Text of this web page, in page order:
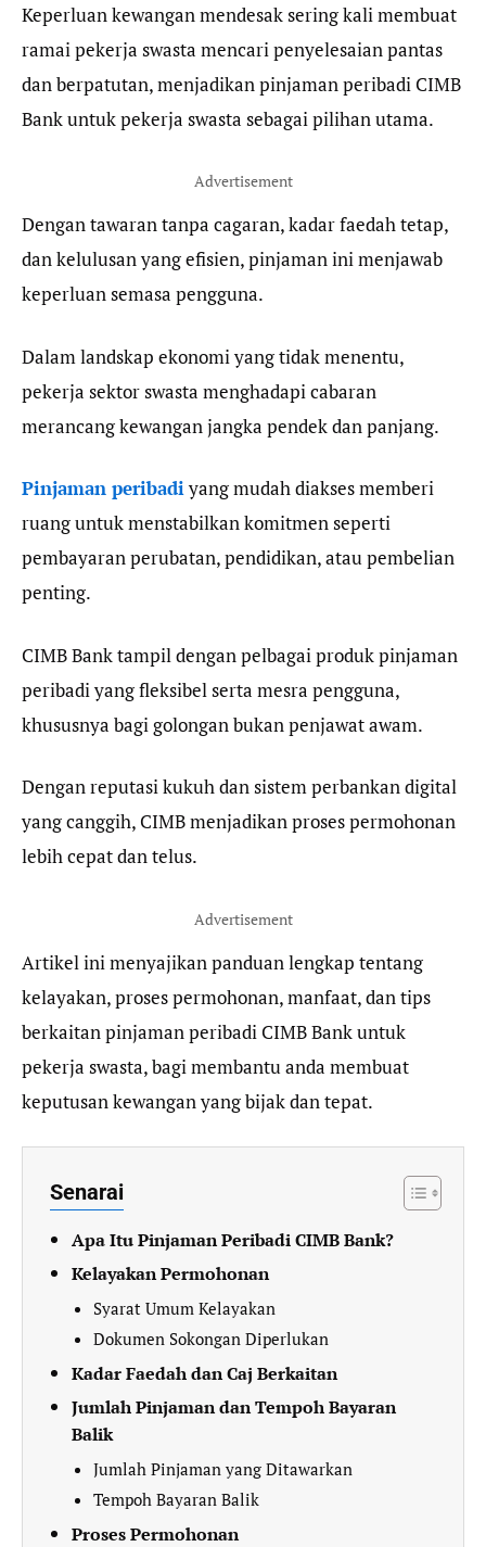
Keperluan kewangan mendesak sering kali membuat
ramai pekerja swasta mencari penyelesaian pantas
dan berpatutan, menjadikan pinjaman peribadi CIMB
Bank untuk pekerja swasta sebagai pilihan utama.
Advertisement
Dengan tawaran tanpa cagaran, kadar faedah tetap,
dan kelulusan yang efisien, pinjaman ini menjawab
keperluan semasa pengguna.
Dalam landskap ekonomi yang tidak menentu,
pekerja sektor swasta menghadapi cabaran
merancang kewangan jangka pendek dan panjang.
Pinjaman peribadiyang mudah diakses memberi
ruang untuk menstabilkan komitmen seperti
pembayaran perubatan, pendidikan, atau pembelian
penting.
CIMB Bank tampil dengan pelbagai produk pinjaman
peribadi yang fleksibel serta mesra pengguna,
khususnya bagi golongan bukan penjawat awam.
Dengan reputasi kukuh dan sistem perbankan digital
yang canggih, CIMB menjadikan proses permohonan
lebih cepat dan telus.
Advertisement
Artikel ini menyajikan panduan lengkap tentang
kelayakan, proses permohonan, manfaat, dan tips
berkaitan pinjaman peribadi CIMB Bank untuk
pekerja swasta, bagi membantu anda membuat
keputusan kewangan yang bijak dan tepat.
Senarai
Apa Itu Pinjaman Peribadi CIMB Bank?
Kelayakan Permohonan
Syarat Umum Kelayakan
Dokumen Sokongan Diperlukan
Kadar Faedah dan Caj Berkaitan
Jumlah Pinjaman dan Tempoh Bayaran
Balik
Jumlah Pinjaman yang Ditawarkan
Tempoh Bayaran Balik
Proses Permohonan